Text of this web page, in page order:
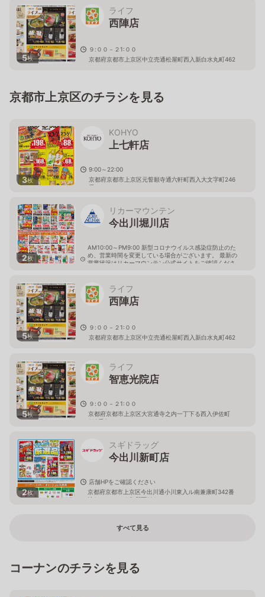
5枚
ライフ
西陣店
９:００－２1:００
京都府京都市上京区中立売通松屋町西入新白水丸町462
京都市上京区のチラシを見る
3枚
KOHYO
上七軒店
9:00～22:00
京都府京都市上京区元誓願寺通六軒町西入大文字町246
番
2枚
リカーマウンテン
今出川堀川店
AM10:00～PM9:00 新型コロナウイルス感染症防止のた
め、営業時間を変更している場合がございます。 最新の
営業状況はリカーマウンテン公式サイトをご確認くださ
ル
5枚
ライフ
西陣店
９:００－２1:００
京都府京都市上京区中立売通松屋町西入新白水丸町462
5枚
ライフ
智恵光院店
９:００－２1:００
京都府京都市上京区大宮通寺之内一丁下る西入伊佐町
212番3
2枚
スギドラッグ
今出川新町店
店舗HPをご確認ください
京都府京都市上京区今出川通小川東入ル南兼康町342番
地1 デ･リード御所西101
すべて見る
コーナンのチラシを見る